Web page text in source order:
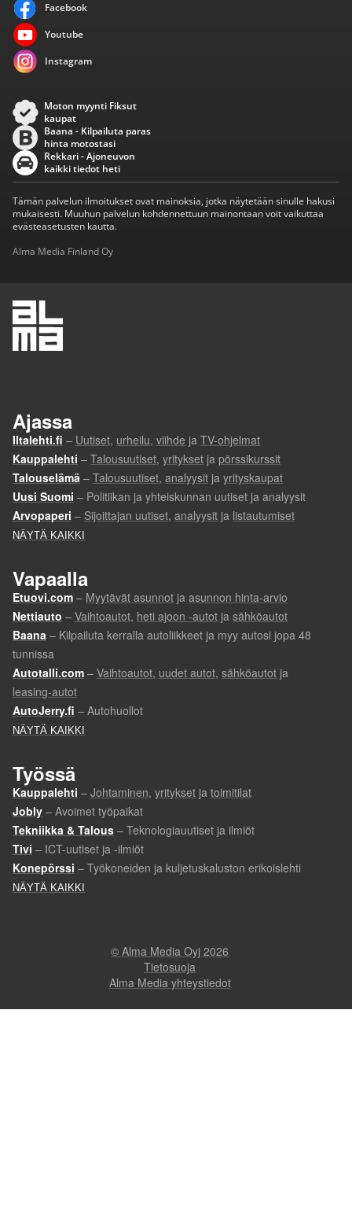
Facebook
Youtube
Instagram
Moton myynti Fiksut
kaupat
Baana - Kilpailuta paras
hinta motostasi
Rekkari - Ajoneuvon
kaikki tiedot heti
Tämän palvelun ilmoitukset ovat mainoksia, jotka näytetään sinulle hakusi
mukaisesti. Muuhun palvelun kohdennettuun mainontaan voit vaikuttaa
evästeasetusten kautta.
Alma Media Finland Oy